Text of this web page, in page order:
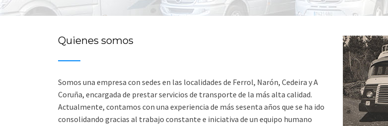
Quienes somos
Somos una empresa con sedes en las localidades de Ferrol, Narón, Cedeira y A
Coruña, encargada de prestar servicios de transporte de la más alta calidad.
Actualmente, contamos con una experiencia de más sesenta años que se ha ido
consolidando gracias al trabajo constante e iniciativa de un equipo humano